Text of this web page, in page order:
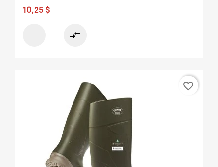
10,25 $
compare_arrows
favorite_border